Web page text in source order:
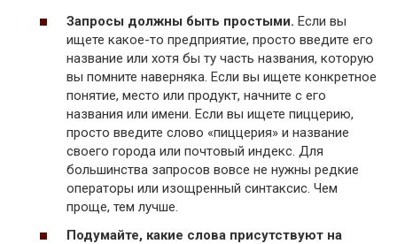
Запросы должны быть простыми. Если вы
ищете какое-то предприятие, просто введите его
название или хотя бы ту часть названия, которую
вы помните наверняка. Если вы ищете конкретное
понятие, место или продукт, начните с его
названия или имени. Если вы ищете пиццерию,
просто введите слово «пиццерия» и название
своего города или почтовый индекс. Для
большинства запросов вовсе не нужны редкие
операторы или изощренный синтаксис. Чем
проще, тем лучше.
Подумайте, какие слова присутствуют на